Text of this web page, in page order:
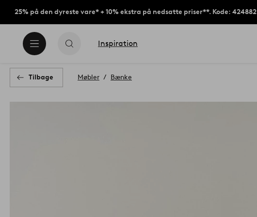
25% på den dyreste vare* + 10% ekstra på nedsatte priser**. Kode: 424882
Inspiration
Tilbage Møbler Bænke